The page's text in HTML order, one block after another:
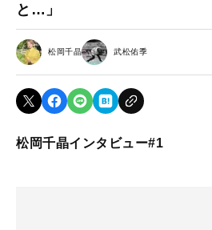
と…」
松岡千晶 武松佑季
松岡千晶インタビュー#1